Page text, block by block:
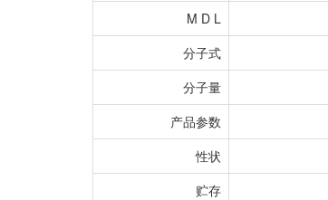
M D L
分子式
分子量
产品参数
性状
贮存